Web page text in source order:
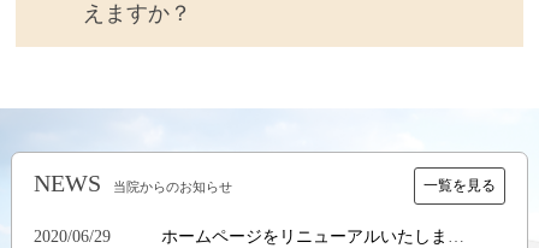
えますか？
NEWS 当院からのお知らせ 一覧を見る
2020/06/29 ホームページをリニューアルいたしました。